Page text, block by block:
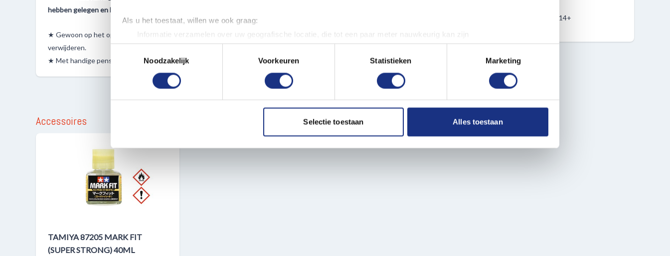
Als u het toestaat, willen we ook graag:
Informatie verzamelen over uw geografische locatie, die tot een paar meter nauwkeurig kan zijn
Uw apparaat identificeren door het actief te scannen op specifieke eigenschappen (fingerprinting)
Lees meer over hoe uw persoonlijke gegevens worden verwerkt en stel uw voorkeuren in het
detailgedeeltein. U kunt uw
toestemming op elk moment wijzigen of intrekken in de Cookieverklaring.
websiteverkeer te analyseren. Ook delen we informatie over uw gebruik van onze site met onze partners voor social
media, adverteren en analyse. Deze partners kunnen deze gegevens combineren met andere informatie die u aan ze heeft
Noodzakelijk
Voorkeuren Statistieken Marketing
Selectie toestaan Alles toestaan
hebben gelegen en hun hechting hebben verloren.
★ Gewoon op het oppervlak van het model aanbrengen en met water overtollige lijm
verwijderen.
★ Met handige penseel aan de achterkant van de dop voor aanbrengen. 10 ml flesje.
14+
Accessoires
TAMIYA 87205 MARK FIT
(SUPER STRONG) 40ML